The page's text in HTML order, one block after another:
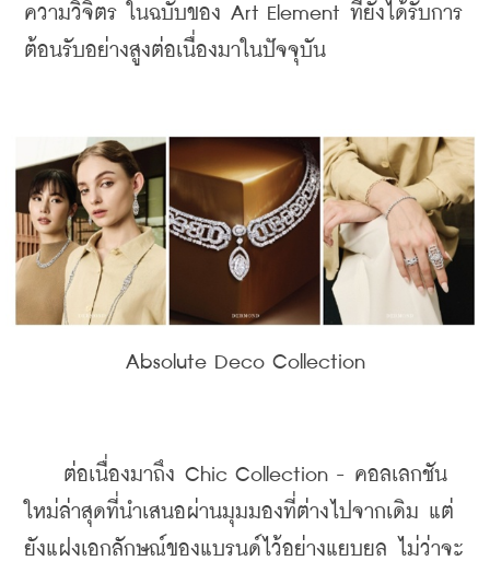
ความวิจิตร ในฉบับของ Art Element ที่ยังได้รับการ
ต้อนรับอย่างสูงต่อเนื่องมาในปัจจุบัน
Absolute Deco Collection
ต่อเนื่องมาถึง Chic Collection - คอลเลกชัน
ใหม่ล่าสุดที่นำเสนอผ่านมุมมองที่ต่างไปจากเดิม แต่
ยังแฝงเอกลักษณ์ของแบรนด์ไว้อย่างแยบยล ไม่ว่าจะ